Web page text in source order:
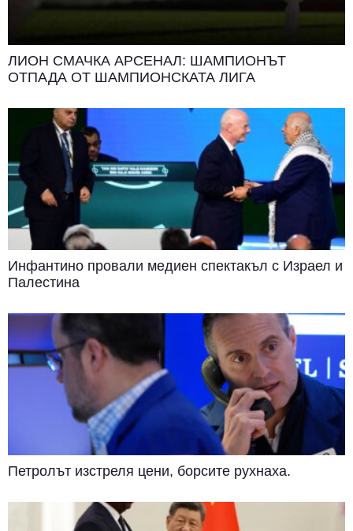
ЛИОН СМАЧКА АРСЕНАЛ: ШАМПИОНЪТ
ОТПАДА ОТ ШАМПИОНСКАТА ЛИГА
Инфантино провали медиен спектакъл с Израел и
Палестина
Петролът изстреля цени, борсите рухнаха.